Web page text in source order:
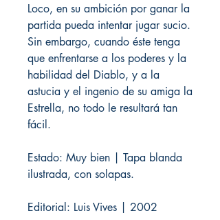
Loco, en su ambición por ganar la
partida pueda intentar jugar sucio.
Sin embargo, cuando éste tenga
que enfrentarse a los poderes y la
habilidad del Diablo, y a la
astucia y el ingenio de su amiga la
Estrella, no todo le resultará tan
fácil.
Estado: Muy bien | Tapa blanda
ilustrada, con solapas.
Editorial: Luis Vives | 2002